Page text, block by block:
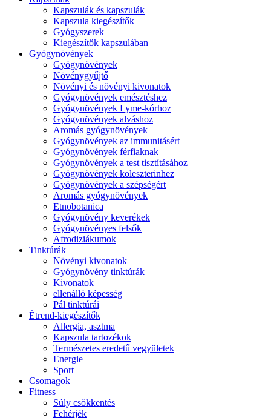
Kapszulák és kapszulák
Kapszula kiegészítők
Gyógyszerek
Kiegészítők kapszulában
Gyógynövények
Gyógynövények
Növénygyűjtő
Növényi és növényi kivonatok
Gyógynövények emésztéshez
Gyógynövények Lyme-kórhoz
Gyógynövények alváshoz
Aromás gyógynövények
Gyógynövények az immunitásért
Gyógynövények férfiaknak
Gyógynövények a test tisztításához
Gyógynövények koleszterinhez
Gyógynövények a szépségért
Aromás gyógynövények
Etnobotanica
Gyógynövény keverékek
Gyógynövényes felsők
Afrodiziákumok
Tinktúrák
Növényi kivonatok
Gyógynövény tinktúrák
Kivonatok
ellenálló képesség
Pál tinktúrái
Étrend-kiegészítők
Allergia, asztma
Kapszula tartozékok
Természetes eredetű vegyületek
Energie
Sport
Csomagok
Fitness
Súly csökkentés
Fehérjék